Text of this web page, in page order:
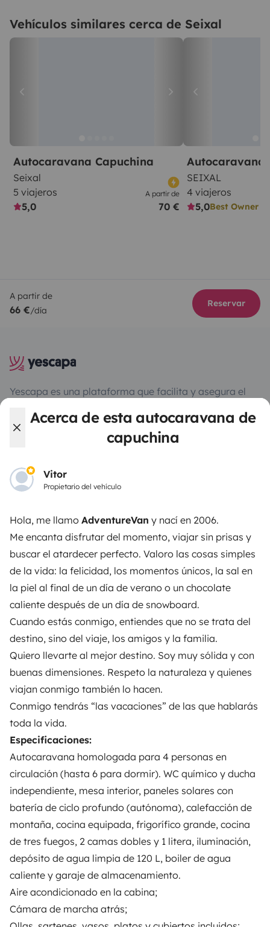
Acerca de esta autocaravana de
capuchina
Vitor
Propietario del vehículo
Hola, me llamo AdventureVan y nací en 2006.
Me encanta disfrutar del momento, viajar sin prisas y
buscar el atardecer perfecto. Valoro las cosas simples
de la vida: la felicidad, los momentos únicos, la sal en
la piel al final de un día de verano o un chocolate
caliente después de un día de snowboard.
Cuando estás conmigo, entiendes que no se trata del
destino, sino del viaje, los amigos y la familia.
Quiero llevarte al mejor destino. Soy muy sólida y con
buenas dimensiones. Respeto la naturaleza y quienes
viajan conmigo también lo hacen.
Conmigo tendrás “las vacaciones” de las que hablarás
toda la vida.
Especificaciones:
Autocaravana homologada para 4 personas en
circulación (hasta 6 para dormir). WC químico y ducha
independiente, mesa interior, paneles solares con
batería de ciclo profundo (autónoma), calefacción de
montaña, cocina equipada, frigorífico grande, cocina
de tres fuegos, 2 camas dobles y 1 litera, iluminación,
depósito de agua limpia de 120 L, boiler de agua
caliente y garaje de almacenamiento.
Aire acondicionado en la cabina;
Cámara de marcha atrás;
Vehículos similares cerca de Seixal
Autocaravana Capuchina
Seixal
5 viajeros
5,0
A partir de
70 €
Autocaravana
SEIXAL
4 viajeros
5,0Best Owner
A partir de
66 €/día
Reservar
Yescapa es una plataforma que facilita y asegura el
particulares. La plataforma tiene el papel de
intermediario de confianza y propone una solución
llave en mano para unas vacaciones en total libertad y
seguridad.
Instagram
X PinterestFacebook
ALQUILER AUTOCARAVANAS
¿Cómo funciona?
Tus primeros pasos en autocaravana
Las opiniones de nuestros usuarios
Ayuda viajero
PROPIETARIOS
Anunciar un vehículo
Contrato de alquiler
Seguros de alquiler
Asistencias de alquiler
Ayuda propietario